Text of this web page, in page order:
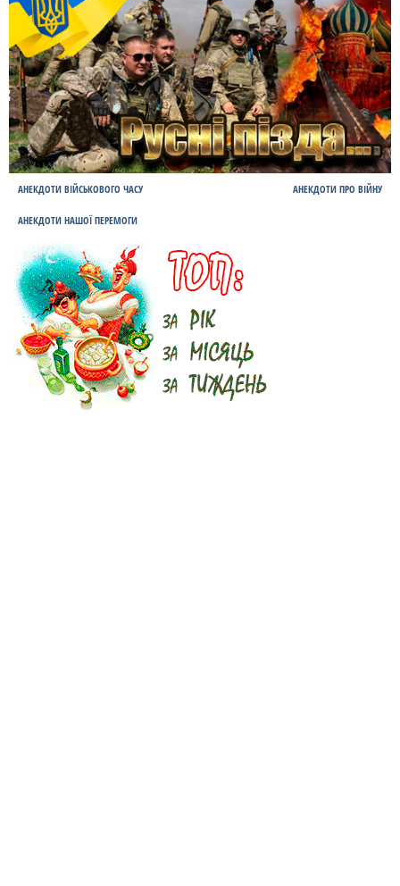
АНЕКДОТИ ВІЙСЬКОВОГО ЧАСУ АНЕКДОТИ ПРО ВІЙНУ
АНЕКДОТИ НАШОЇ ПЕРЕМОГИ